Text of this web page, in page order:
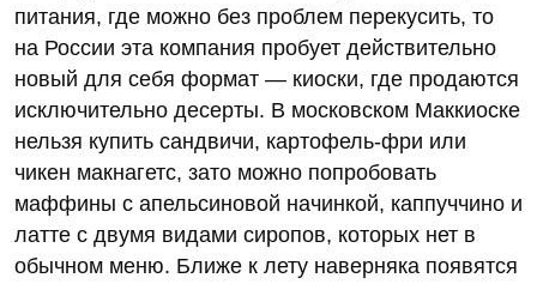
питания, где можно без проблем перекусить, то
на России эта компания пробует действительно
новый для себя формат — киоски, где продаются
исключительно десерты. В московском Маккиоске
нельзя купить сандвичи, картофель-фри или
чикен макнагетс, зато можно попробовать
маффины с апельсиновой начинкой, каппуччино и
латте с двумя видами сиропов, которых нет в
обычном меню. Ближе к лету наверняка появятся